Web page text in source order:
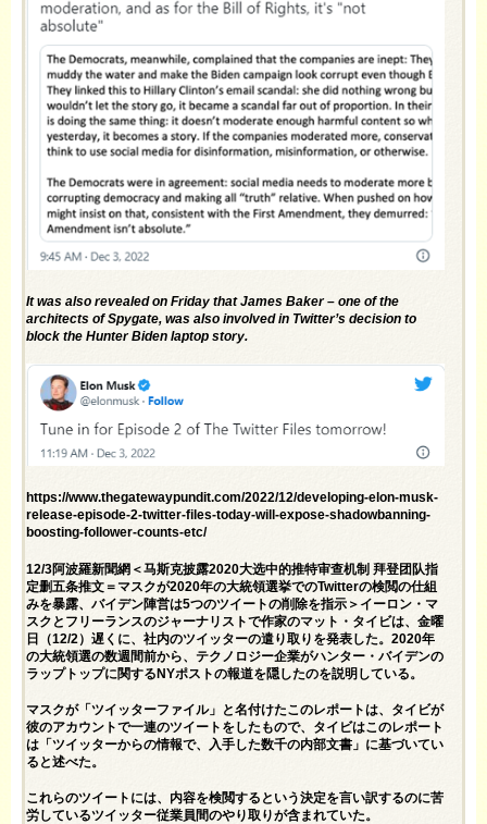
It was also revealed on Friday that James Baker – one of the
architects of Spygate, was also involved in Twitter’s decision to
block the Hunter Biden laptop story.
https://www.thegatewaypundit.com/2022/12/developing-elon-musk-
release-episode-2-twitter-files-today-will-expose-shadowbanning-
boosting-follower-counts-etc/
12/3阿波羅新聞網＜马斯克披露2020大选中的推特审查机制 拜登团队指
定删五条推文＝マスクが2020年の大統領選挙でのTwitterの検閲の仕組
みを暴露、バイデン陣営は5つのツイートの削除を指示＞イーロン・マ
スクとフリーランスのジャーナリストで作家のマット・タイビは、金曜
日（12/2）遅くに、社内のツイッターの遣り取りを発表した。2020年
の大統領選の数週間前から、テクノロジー企業がハンター・バイデンの
ラップトップに関するNYポストの報道を隠したのを説明している。
マスクが「ツイッターファイル」と名付けたこのレポートは、タイビが
彼のアカウントで一連のツイートをしたもので、タイビはこのレポート
は「ツイッターからの情報で、入手した数千の内部文書」に基づいてい
ると述べた。
これらのツイートには、内容を検閲するという決定を言い訳するのに苦
労しているツイッター従業員間のやり取りが含まれていた。